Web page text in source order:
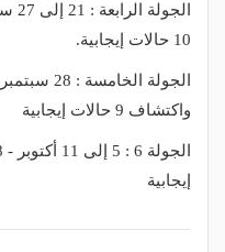
10 حالات إيجابية.
واكتشاف 9 حالات إيجابية
إيجابية